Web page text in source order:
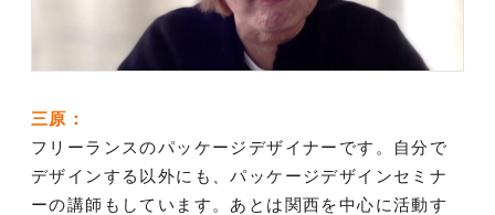
三原：
フリーランスのパッケージデザイナーです。自分で
デザインする以外にも、パッケージデザインセミナ
ーの講師もしています。あとは関西を中心に活動す